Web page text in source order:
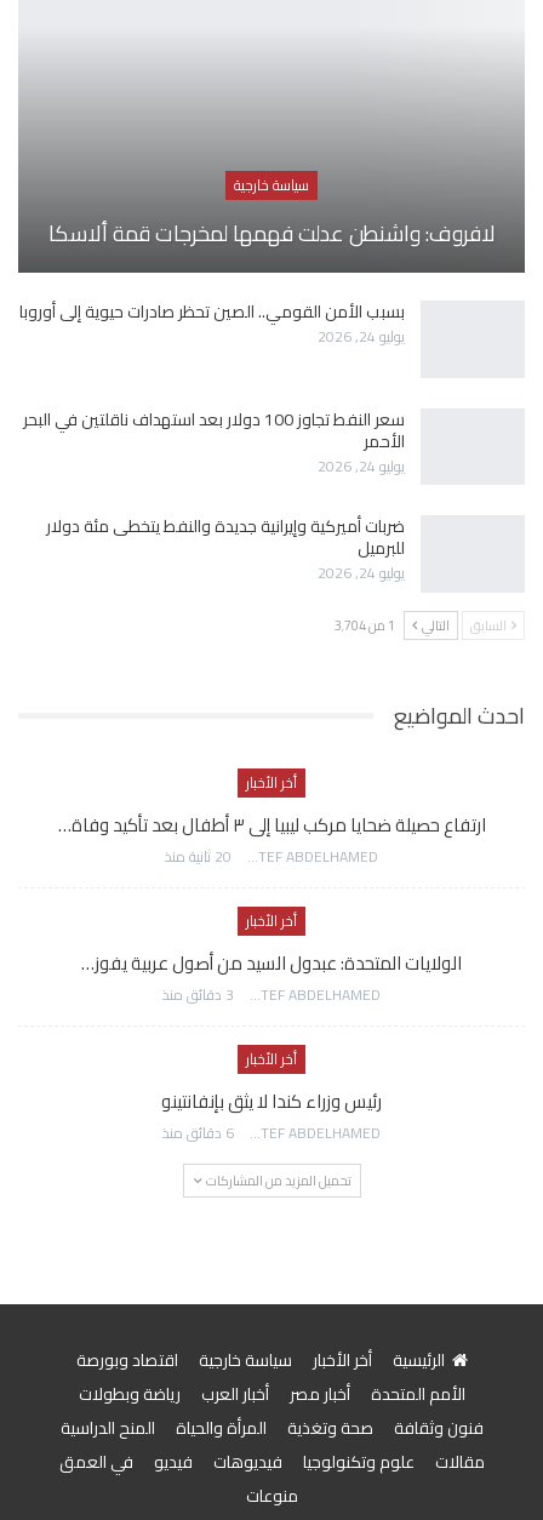
سياسة خارجية
لافروف: واشنطن عدلت فهمها لمخرجات قمة ألاسكا
بسبب الأمن القومي.. الصين تحظر صادرات حيوية إلى أوروبا
يوليو 24, 2026
سعر النفط تجاوز 100 دولار بعد استهداف ناقلتين في البحر
الأحمر
يوليو 24, 2026
ضربات أميركية وإيرانية جديدة والنفط يتخطى مئة دولار
للبرميل
يوليو 24, 2026
السابق التالي 1 من 3٬704
احدث المواضيع
أخر الأخبار
ارتفاع حصيلة ضحايا مركب ليبيا إلى ٣ أطفال بعد تأكيد وفاة…
AWATEF ABDELHAMED 20 ثانية منذ
أخر الأخبار
الولايات المتحدة: عبدول السيد من أصول عربية يفوز…
AWATEF ABDELHAMED 3 دقائق منذ
أخر الأخبار
رئيس وزراء كندا لا يثق بإنفانتينو
AWATEF ABDELHAMED 6 دقائق منذ
تحميل المزيد من المشاركات
الرئيسية أخر الأخبار سياسة خارجية
اقتصاد وبورصة
الأمم المتحدة
أخبار مصر أخبار العرب
رياضة وبطولات
فنون وثقافة
صحة وتغذية المرأة والحياة
المنح الدراسية
مقالات
علوم وتكنولوجيا فيديوهات فيديو
في العمق
منوعات